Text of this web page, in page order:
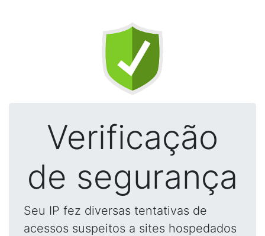
Verificação
de segurança
Seu IP fez diversas tentativas de
acessos suspeitos a sites hospedados